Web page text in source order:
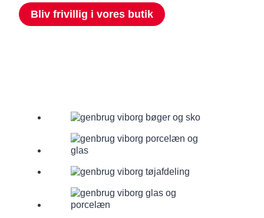
Bliv frivillig i vores butik